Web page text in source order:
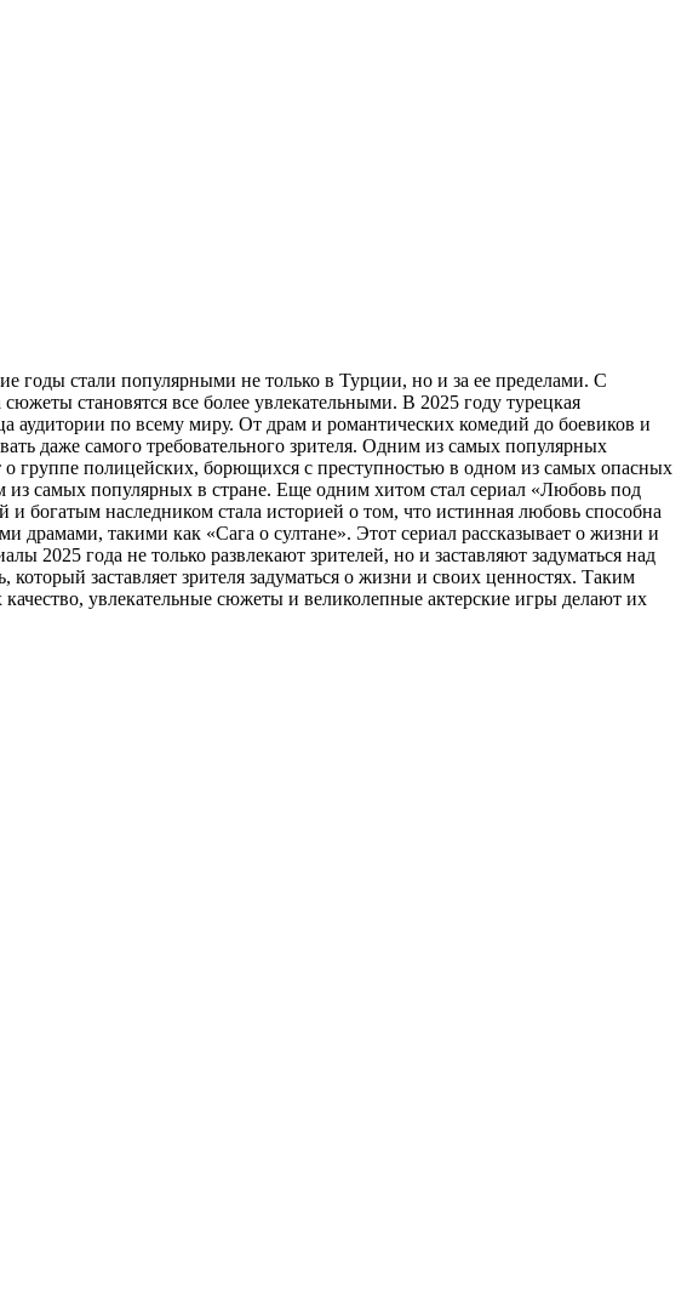
годы стали популярными не только в Турции, но и за ее пределами. С
становятся все более увлекательными. В 2025 году турецкая
аудитории по всему миру. От драм и романтических комедий до боевиков и
даже самого требовательного зрителя. Одним из самых популярных
о группе полицейских, борющихся с преступностью в одном из самых опасных
самых популярных в стране. Еще одним хитом стал сериал «Любовь под
наследником стала историей о том, что истинная любовь способна
драмами, такими как «Сага о султане». Этот сериал рассказывает о жизни и
2025 года не только развлекают зрителей, но и заставляют задуматься над
заставляет зрителя задуматься о жизни и своих ценностях. Таким
увлекательные сюжеты и великолепные актерские игры делают их